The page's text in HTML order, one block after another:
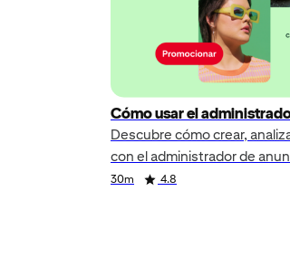
Cómo usar el
Descubre cómo crear,
con el administrador de
30m 4.8